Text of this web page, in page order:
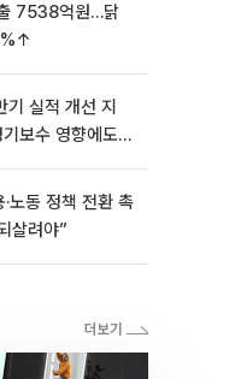
7538억원…닭
실적 개선 지
보수 영향에도
노동 정책 전환 촉
살려야”